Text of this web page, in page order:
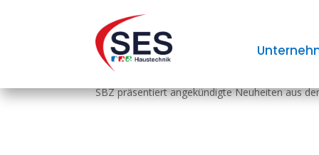
ISH 2025: Sanitär-,
SBZ präsentiert angekündigte Neuheiten aus